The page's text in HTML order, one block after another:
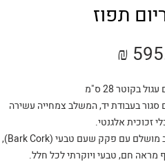
תפוז
בקוטר 28 ס"מ
סגור בעבודת יד, המשלב צמחייה עשירה
זכוכית אלגנטי.
העיצוב מושלם עם פקק שעם טבעי (Bark Cork),
מראה חם, טבעי ויוקרתי לכל חלל.